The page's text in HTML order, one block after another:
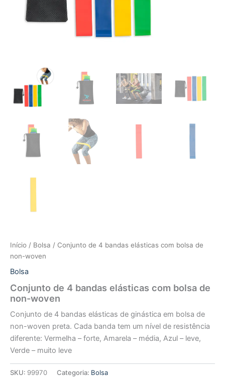
Início / Bolsa / Conjunto de 4 bandas elásticas com bolsa de
non-woven
Bolsa
Conjunto de 4 bandas elásticas com bolsa de
non-woven
Conjunto de 4 bandas elásticas de ginástica em bolsa de
non-woven preta. Cada banda tem um nível de resistência
diferente: Vermelha – forte, Amarela – média, Azul – leve,
Verde – muito leve
SKU: 99970 Categoria: Bolsa